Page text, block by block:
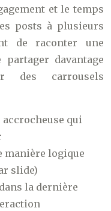
et le temps
posts à plusieurs
de raconter une
davantage
des carrousels
accrocheuse qui
manière logique
slide)
la dernière